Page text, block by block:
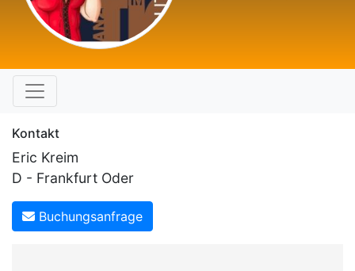
Kontakt
Eric Kreim
D - Frankfurt Oder
Buchungsanfrage